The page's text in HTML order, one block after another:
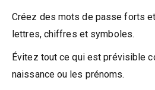
Créez des mots de passe forts
lettres, chiffres et symboles.
Évitez tout ce qui est prévisible
naissance ou les prénoms.